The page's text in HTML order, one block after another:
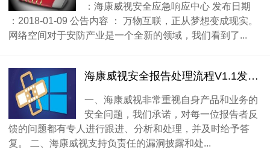
：海康威视安全应急响应中心 发布日期
：2018-01-09 公告内容 ： 万物互联，正从梦想变成现实。
网络空间对于安防产业是一个全新的领域，我们看到了...
海康威视安全报告处理流程V1.1发布通知
一、海康威视非常重视自身产品和业务的
安全问题，我们承诺，对每一位报告者反
馈的问题都有专人进行跟进、分析和处理，并及时给予答
复。 二、海康威视支持负责任的漏洞披露和处...